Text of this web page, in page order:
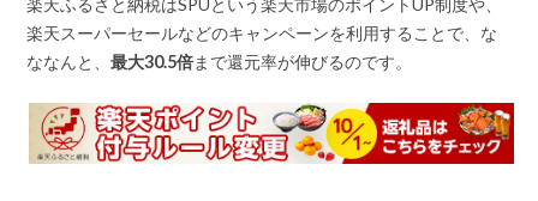
楽天スーパーセールなどのキャンペーンを利用することで、な
ななんと、最大30.5倍まで還元率が伸びるのです。